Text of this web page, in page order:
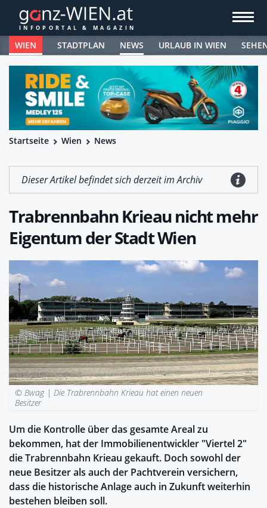
WIEN STADTPLAN NEWS URLAUB IN WIEN
Startseite Wien News
Dieser Artikel befindet sich derzeit im Archiv
Trabrennbahn Krieau nicht mehr
Eigentum der Stadt Wien
© Bwag | Die Trabrennbahn Krieau hat einen neuen
Besitzer
Um die Kontrolle über das gesamte Areal zu
bekommen, hat der Immobilienentwickler "Viertel 2"
die Trabrennbahn Krieau gekauft. Doch sowohl der
neue Besitzer als auch der Pachtverein versichern,
dass die historische Anlage auch in Zukunft weiterhin
bestehen bleiben soll.